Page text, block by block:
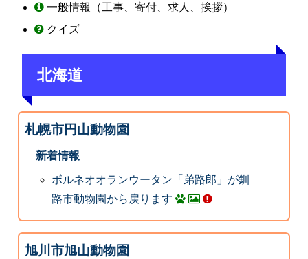
一般情報（工事、寄付、求人、挨拶）
クイズ
北海道
札幌市円山動物園
新着情報
ボルネオオランウータン「弟路郎」が釧
路市動物園から戻ります
旭川市旭山動物園